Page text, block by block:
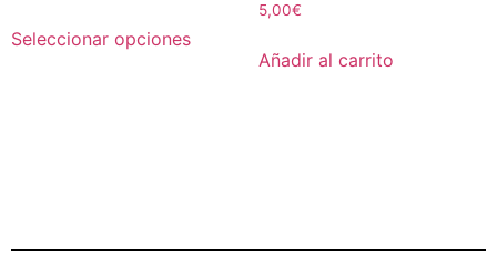
Seleccionar opciones
5,00€
Añadir al carrito